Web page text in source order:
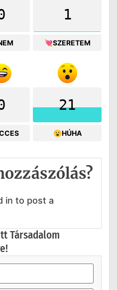
1
💘SZERETEM
21
😮HÚHA
in to post a
Társadalom